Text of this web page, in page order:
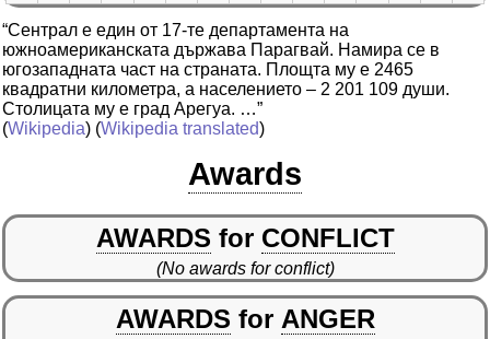
“Сентрал е един от 17-те департамента на
южноамериканската държава Парагвай. Намира се в
югозападната част на страната. Площта му е 2465
квадратни километра, а населението – 2 201 109 души.
Столицата му е град Арегуа. …”
(Wikipedia) (Wikipedia translated)
Awards
AWARDS for CONFLICT
(No awards for conflict)
AWARDS for ANGER